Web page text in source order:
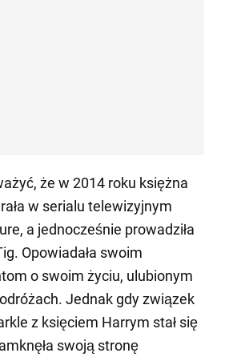
że w 2014 roku księżna
w serialu telewizyjnym
a jednocześnie prowadziła
Opowiadała swoim
o swoim życiu, ulubionym
Jednak gdy związek
z księciem Harrym stał się
swoją stronę